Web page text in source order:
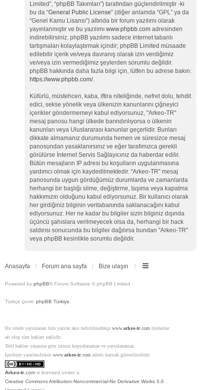
Limited”, “phpBB Takımları”) tarafından güçlendirilmiştir -ki
bu da “General Public License” (diğer anlamda “GPL” ya da
“Genel Kamu Lisansı”) altında bir forum yazılımı olarak
yayınlanmıştır ve bu yazılımı www.phpbb.comadresinden
indirebilirsiniz. phpBB yazılımı sadece internet tabanlı
tartışmaları kolaylaştırmak içindir; phpBB Limited müsaade
edilebilir içerik ve/veya davranış olarak izin verdiğimiz
ve/veya izin vermediğimiz şeylerden sorumlu değildir.
phpBB hakkında daha fazla bilgi için, lütfen bu adrese bakın:
https://www.phpbb.com/.
Küfürlü, müstehcen, kaba, iftira niteliğinde, nefret dolu, tehdit
edici, sekse yönelik veya ülkenizin kanunlarını çiğneyici
içerikler göndermemeyi kabul ediyorsunuz, "Arkeo-TR"
mesaj panosu hangi ülkede barındırılıyorsa o ülkenin
kanunları veya Uluslararası kanunlar geçerlidir. Bunları
dikkate almamanız durumunda hemen ve süresizce mesaj
panosundan yasaklanırsınız ve eğer tarafımızca gerekli
görülürse İnternet Servis Sağlayıcınız da haberdar edilir.
Bütün mesajların IP adresi bu koşulların uygulanmasına
yardımcı olmak için kaydedilmektedir. "Arkeo-TR" mesaj
panosunda uygun gördüğümüz durumlarda ve zamanlarda
herhangi bir başlığı silme, değiştirme, taşıma veya kapatma
hakkımızın olduğunu kabul ediyorsunuz. Bir kullanıcı olarak
her girdiğiniz bilginin veritabanında saklanacağını kabul
ediyorsunuz. Her ne kadar bu bilgiler sizin bilginiz dışında
üçüncü şahıslara verilmeyecek olsa da, herhangi bir hack
saldırısı sonucunda bu bilgiler dağılırsa bundan "Arkeo-TR"
veya phpBB kesinlikle sorumlu değildir.
Anasayfa Forum ana sayfa Bize ulaşın
Powered by phpBB® Forum Software © phpBB Limited
Türkçe çeviri: phpBB Türkiye
Bu sitede yayınlanan tüm yazılar aksi belirtilmedikçe www.arkeo-tr.com üyelerine
ait olup tüm hakları saklıdır.
Telif hakları yasasına göre izinsiz kopyalanamaz ve yayınlanamaz.
İçerikten yararlanılırken www.arkeo-tr.com adresi kaynak gösterilmelidir.
Arkeo-tr .com is licensed under a
Creative Commons Attribution-Noncommercial-No Derivative Works 3.0